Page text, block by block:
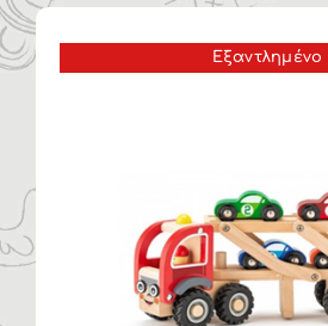
Η ΕΤΑΙΡΙΑ
ΚΑΤΗΓΟΡΙΕΣ
ΚΑΤΑΛΟΓΟΙ
Εξαντλημένο